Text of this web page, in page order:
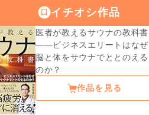
イチオシ作品
医者が教えるサウナの教科書
――ビジネスエリートはなぜ
脳と体をサウナでととのえる
のか？
作品を見る